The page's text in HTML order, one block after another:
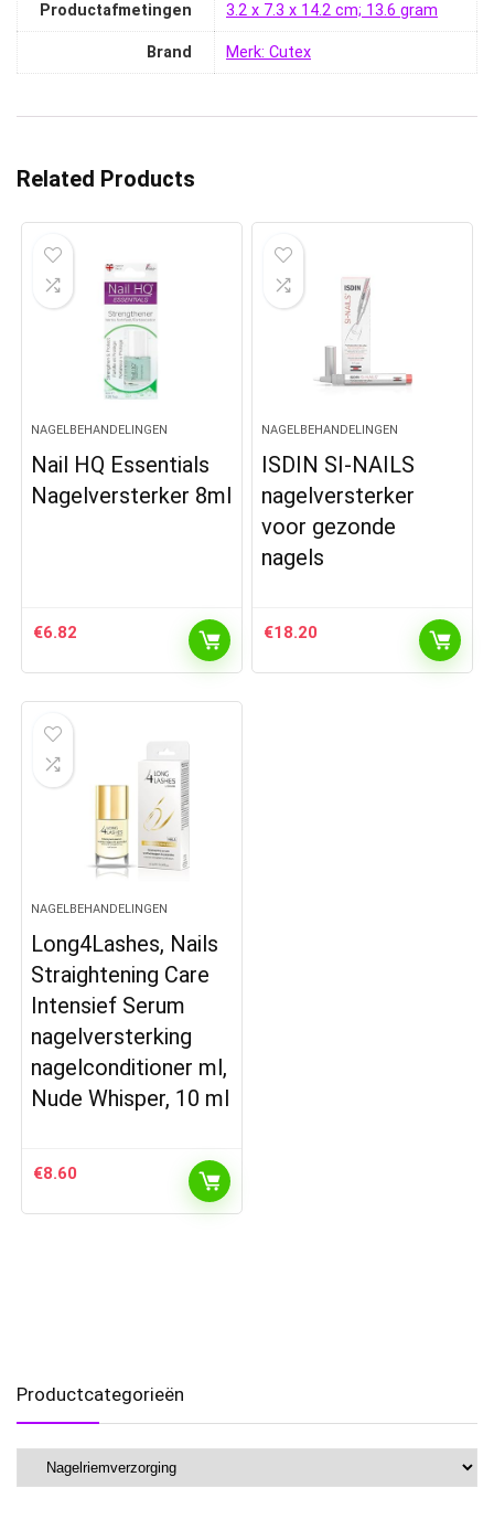
Productafmetingen ‎3.2 x 7.3 x 14.2 cm; 13.6 gram
Brand Merk: Cutex
Related Products
NAGELBEHANDELINGEN
Nail HQ Essentials
Nagelversterker 8ml
€6.82
NAGELBEHANDELINGEN
ISDIN SI-NAILS
nagelversterker
voor gezonde
nagels
€18.20
NAGELBEHANDELINGEN
Long4Lashes, Nails
Straightening Care
Intensief Serum
nagelversterking
nagelconditioner ml,
Nude Whisper, 10 ml
€8.60
Productcategorieën